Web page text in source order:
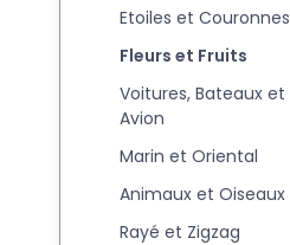
Etoiles et Couronnes
Fleurs et Fruits
Voitures, Bateaux et
Avion
Marin et Oriental
Animaux et Oiseaux
Rayé et Zigzag